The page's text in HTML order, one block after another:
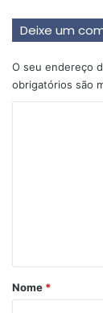
Deixe um
O seu endereço
obrigatórios são
rNome *